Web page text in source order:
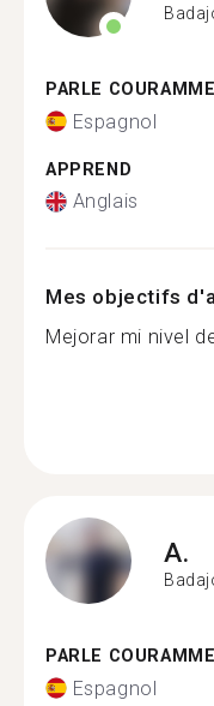
PARLE
Espagnol
APPREND
Anglais
Mes objectifs
Mejorar mi nivel
A.
PARLE
Espagnol